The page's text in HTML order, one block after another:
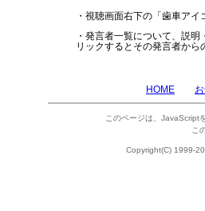
・視聴画面右下の「歯車ア
・発言者一覧について、説
リックするとその発言者から
HOME
このページは、JavaScript
こ
Copyright(C) 1999-